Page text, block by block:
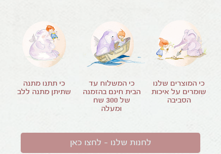
כי המוצרים שלנו
שומרים על איכות
הסביבה
כי המשלוח עד
הבית חינם בהזמנה
של 300 שח
ומעלה
כי תתנו מתנה
שתיתן מתנה ללב
לחנות שלנו – לחצו כאן